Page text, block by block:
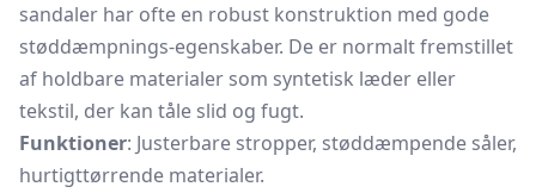
sandaler har ofte en robust konstruktion med gode
støddæmpnings-egenskaber. De er normalt fremstillet
af holdbare materialer som syntetisk læder eller
tekstil, der kan tåle slid og fugt.
Funktioner: Justerbare stropper, støddæmpende såler,
hurtigttørrende materialer.